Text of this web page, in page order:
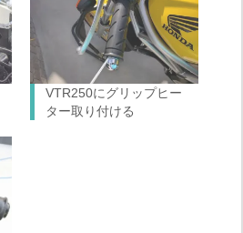
VTR250にグリップヒー
ター取り付ける